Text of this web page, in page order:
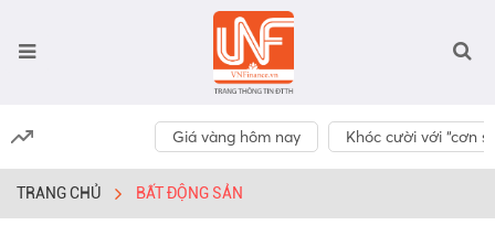
Giá vàng hôm nay Khóc cười với “cơn
TRANG CHỦ BẤT ĐỘNG SẢN